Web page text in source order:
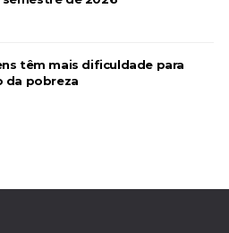
têm mais dificuldade para
da pobreza